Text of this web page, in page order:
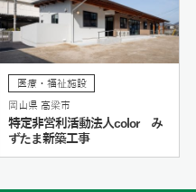
医療・福祉施設
岡山県 高梁市
特定非営利活動法人color み
ずたま新築工事